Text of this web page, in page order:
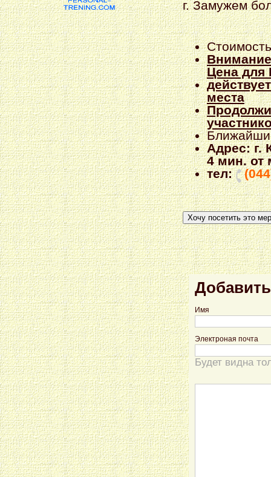
г. Замужем
Цена для
места
Адрес: г.
4 мин. от
тел:
Хочу посетить это
Имя
Электроная почта
Будет видна